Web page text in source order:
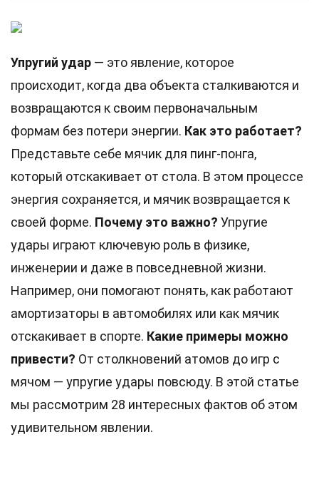
Упругий удар — это явление, которое
происходит, когда два объекта сталкиваются и
возвращаются к своим первоначальным
формам без потери энергии. Как это работает?
Представьте себе мячик для пинг-понга,
который отскакивает от стола. В этом процессе
энергия сохраняется, и мячик возвращается к
своей форме. Почему это важно? Упругие
удары играют ключевую роль в физике,
инженерии и даже в повседневной жизни.
Например, они помогают понять, как работают
амортизаторы в автомобилях или как мячик
отскакивает в спорте. Какие примеры можно
привести? От столкновений атомов до игр с
мячом — упругие удары повсюду. В этой статье
мы рассмотрим 28 интересных фактов об этом
удивительном явлении.